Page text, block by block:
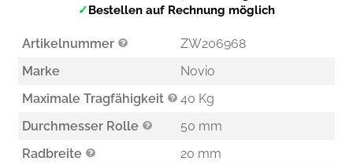
✓Bestellen auf Rechnung möglich
Artikelnummer
ZW206968
Marke
Novio
Maximale Tragfähigkeit
40 Kg
Durchmesser Rolle
50 mm
Radbreite
20 mm